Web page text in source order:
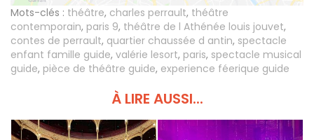
Mots-clés : théâtre, charles perrault, théâtre
contemporain, paris 9, théâtre de l Athénée louis jouvet,
contes de perrault, quartier chaussée d antin, spectacle
enfant famille guide, valérie lesort, paris, spectacle musical
guide, pièce de théâtre guide, experience féerique guide
À LIRE AUSSI...